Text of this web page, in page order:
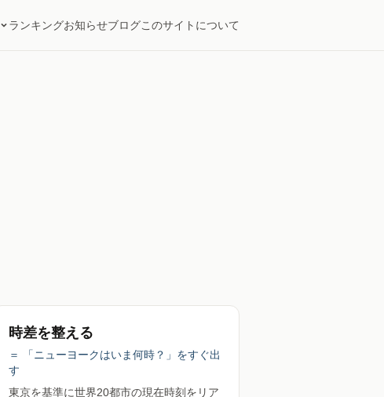
ランキングお知らせブログこのサイトについて
時差を整える
＝ 「ニューヨークはいま何時？」をすぐ出
す
東京を基準に世界20都市の現在時刻をリア